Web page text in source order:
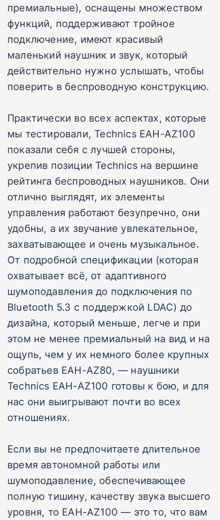
премиальные), оснащены множеством
функций, поддерживают тройное
подключение, имеют красивый
маленький наушник и звук, который
действительно нужно услышать, чтобы
поверить в беспроводную конструкцию.
Практически во всех аспектах, которые
мы тестировали, Technics EAH-AZ100
показали себя с лучшей стороны,
укрепив позиции Technics на вершине
рейтинга беспроводных наушников. Они
отлично выглядят, их элементы
управления работают безупречно, они
удобны, а их звучание увлекательное,
захватывающее и очень музыкальное.
От подробной спецификации (которая
охватывает всё, от адаптивного
шумоподавления до подключения по
Bluetooth 5.3 с поддержкой LDAC) до
дизайна, который меньше, легче и при
этом не менее премиальный на вид и на
ощупь, чем у их немного более крупных
собратьев EAH-AZ80, — наушники
Technics EAH-AZ100 готовы к бою, и для
нас они выигрывают почти во всех
отношениях.
Если вы не предпочитаете длительное
время автономной работы или
шумоподавление, обеспечивающее
полную тишину, качеству звука высшего
уровня, то EAH-AZ100 — это то, что вам